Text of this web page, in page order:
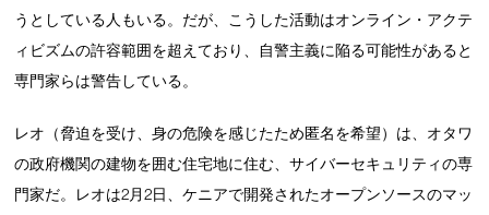
うとしている人もいる。だが、こうした活動はオンライン・アクテ
ィビズムの許容範囲を超えており、自警主義に陥る可能性があると
専門家らは警告している。
レオ（脅迫を受け、身の危険を感じたため匿名を希望）は、オタワ
の政府機関の建物を囲む住宅地に住む、サイバーセキュリティの専
門家だ。レオは2月2日、ケニアで開発されたオープンソースのマッ